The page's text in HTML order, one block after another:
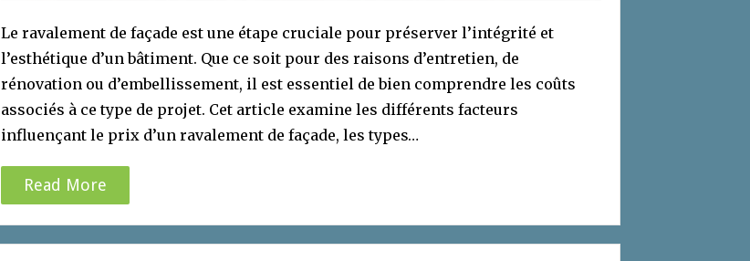
Le ravalement de façade est une étape cruciale pour préserver l’intégrité et
l’esthétique d’un bâtiment. Que ce soit pour des raisons d’entretien, de
rénovation ou d’embellissement, il est essentiel de bien comprendre les coûts
associés à ce type de projet. Cet article examine les différents facteurs
influençant le prix d’un ravalement de façade, les types…
Read More